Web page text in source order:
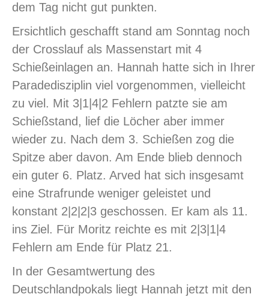
dem Tag nicht gut punkten.
Ersichtlich geschafft stand am Sonntag noch
der Crosslauf als Massenstart mit 4
Schießeinlagen an. Hannah hatte sich in Ihrer
Paradedisziplin viel vorgenommen, vielleicht
zu viel. Mit 3|1|4|2 Fehlern patzte sie am
Schießstand, lief die Löcher aber immer
wieder zu. Nach dem 3. Schießen zog die
Spitze aber davon. Am Ende blieb dennoch
ein guter 6. Platz. Arved hat sich insgesamt
eine Strafrunde weniger geleistet und
konstant 2|2|2|3 geschossen. Er kam als 11.
ins Ziel. Für Moritz reichte es mit 2|3|1|4
Fehlern am Ende für Platz 21.
In der Gesamtwertung des
Deutschlandpokals liegt Hannah jetzt mit den